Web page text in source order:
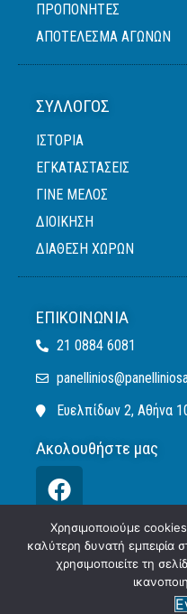
ΠΡΟΠΟΝΗΤΈΣ
ΑΠΟΤΕΛΕΣΜΑ ΑΓΩΝΩΝ
ΣΎΛΛΟΓΟΣ
ΙΣΤΟΡΙΑ
ΕΓΚΑΤΑΣΤΑΣΕΙΣ
ΓΙΝΕ ΜΕΛΟΣ
ΔΙΟΙΚΗΣΗ
ΔΙΑΘΕΣΗ ΧΩΡΩΝ
ΕΠΙΚΟΙΝΩΝΊΑ
21 0884 6081
Ευελπίδων 2, Αθήνα
Ακολουθήστε μας
Πολιτική
© 2020. All rights
Χρησιμοποιούμε
καλύτερη δυνατή εμπειρία
χρησιμοποιείτε τη